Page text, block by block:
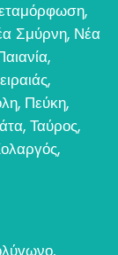
,
Σμύρνη, Νέα
,
,
, Πεύκη,
, Ταύρος,
,
,